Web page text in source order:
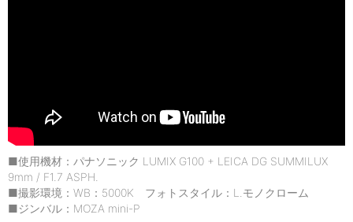
■使用機材：パナソニック LUMIX G100 + LEICA DG SUMMILUX
9mm / F1.7 ASPH.
■撮影環境：WB：5000K フォトスタイル：L.モノクローム
■ジンバル：MOZA mini-P